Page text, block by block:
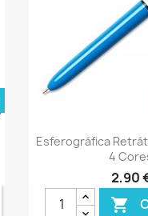

Esferográfica
4
2,90
